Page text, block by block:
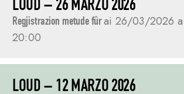
Regjistrazion metude fûrai 26/03/2026 a
20:00
LOUD – 12 MARZO 2026